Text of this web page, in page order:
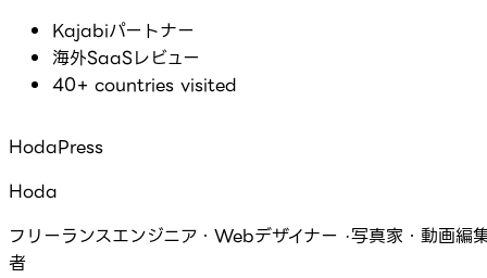
Kajabiパートナー
海外SaaSレビュー
40+ countries visited
HodaPress
Hoda
フリーランスエンジニア・Webデザイナー ·写真家・動画編
者